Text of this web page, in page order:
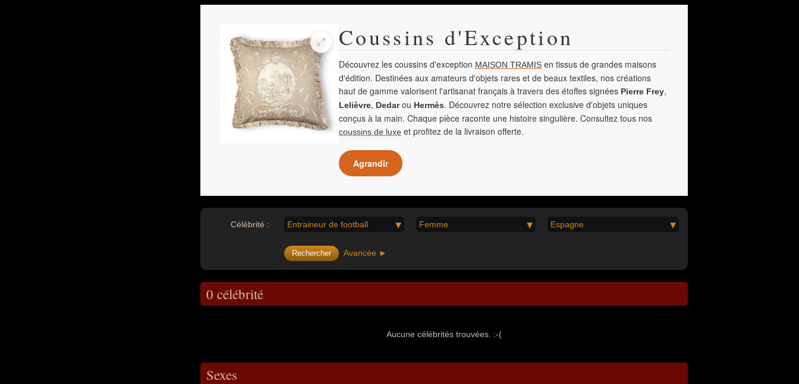
Coussins d'Exception
Découvrez les coussins d'exception MAISON TRAMIS en tissus de grandes maisons
d'édition. Destinées aux amateurs d'objets rares et de beaux textiles, nos créations
haut de gamme valorisent l'artisanat français à travers des étoffes signées Pierre Frey,
Lelièvre, Dedarou Hermès. Découvrez notre sélection exclusive d'objets uniques
conçus à la main. Chaque pièce raconte une histoire singulière. Consultez tous nos
coussins de luxe et profitez de la livraison offerte.
Agrandir
Célébrité : Entraineur de football Femme Espagne
Avancée ►
0 célébrité
Aucune célébrités trouvées. :-(
Sexes